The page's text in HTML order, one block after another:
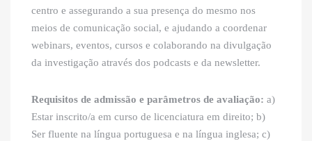
centro e assegurando a sua presença do mesmo nos
meios de comunicação social, e ajudando a coordenar
webinars, eventos, cursos e colaborando na divulgação
da investigação através dos podcasts e da newsletter.
Requisitos de admissão e parâmetros de avaliação: a)
Estar inscrito/a em curso de licenciatura em direito; b)
Ser fluente na língua portuguesa e na língua inglesa; c)